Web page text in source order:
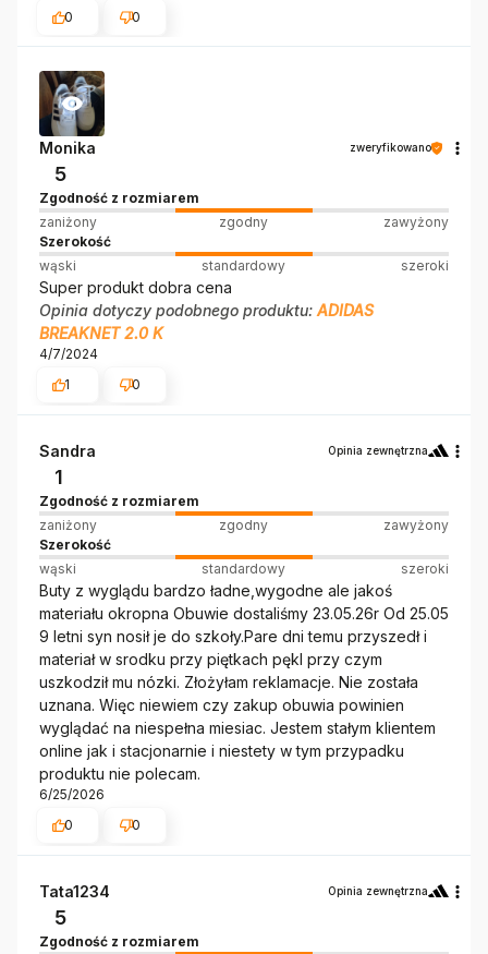
0
0
Monika zweryfikowano
5
Zgodność z rozmiarem
zaniżony
zgodny
zawyżony
Szerokość
wąski
standardowy szeroki
Super produkt dobra cena
Opinia dotyczy podobnego produktu:ADIDAS
BREAKNET 2.0 K
4/7/2024
1
0
Sandra Opinia zewnętrzna
1
Zgodność z rozmiarem
zaniżony
zgodny
zawyżony
Szerokość
wąski
standardowy szeroki
Buty z wyglądu bardzo ładne,wygodne ale jakoś
materiału okropna Obuwie dostaliśmy 23.05.26r Od 25.05
9 letni syn nosił je do szkoły.Pare dni temu przyszedł i
materiał w srodku przy piętkach pękl przy czym
uszkodził mu nózki. Złożyłam reklamacje. Nie została
uznana. Więc niewiem czy zakup obuwia powinien
wyglądać na niespełna miesiac. Jestem stałym klientem
online jak i stacjonarnie i niestety w tym przypadku
produktu nie polecam.
6/25/2026
0
0
Tata1234 Opinia zewnętrzna
5
Zgodność z rozmiarem